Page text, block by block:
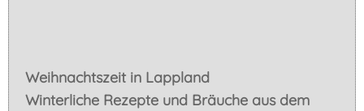
Weihnachtszeit in Lappland
Winterliche Rezepte und Bräuche aus dem